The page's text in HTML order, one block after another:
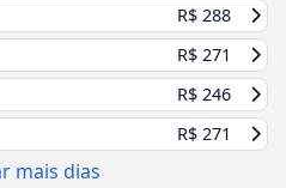
R$ 288
R$ 271
R$ 246
R$ 271
mais dias